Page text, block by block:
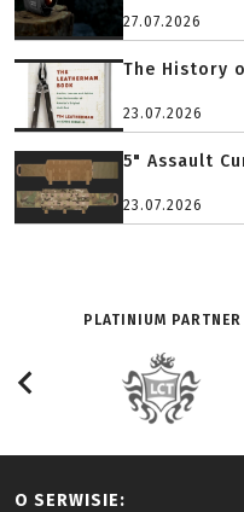
27.07.2026
The History
23.07.2026
5" Assault
23.07.2026
PLATINIUM PARTNER
O SERWISIE: